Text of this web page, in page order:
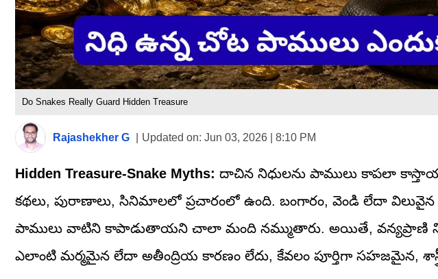
Do Snakes Really Guard Hidden Treasure
Rajashekher G Updated on: Jun 03, 2026 | 8:10 PM
Hidden Treasure-Snake Myths: దాచిన నిధులను పాములు కాపలా
కథలు, పురాణాలు, సినిమాలలో ప్రచారంలో ఉంది. బంగారం, వెండి లేదా విలువైన
పాములు వాటిని కాపాడుతాయని చాలా మంది నమ్ముతారు. అయితే, వన్యప్రాణి
ఎలాంటి మర్మమైన లేదా అతీంద్రియ కారణం లేదు, కేవలం పూర్తిగా సహజమైన,